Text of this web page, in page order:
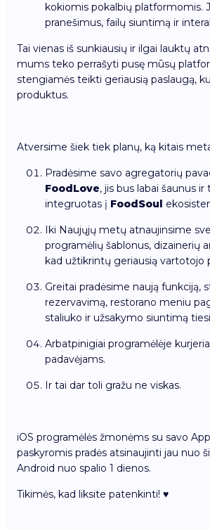
kokiomis pokalbių platformomis.
pranešimus, failų siuntimą ir
Tai vienas iš sunkiausių ir ilgai lauktų
mums teko perrašyti pusę mūsų
stengiamės teikti geriausią paslaugą,
produktus.
Atversime šiek tiek planų, ką kitais
Pradėsime savo agregatorių
FoodLove, jis bus labai šaunus ir
integruotas į FoodSoul
Iki Naujųjų metų atnaujinsime
programėlių šablonus, dizainerių
kad užtikrintų geriausią vartotojo
Greitai pradėsime naują funkciją,
rezervavimą, restorano meniu
staliuko ir užsakymo siuntimą
Arbatpinigiai programėlėje
padavėjams.
Ir tai dar toli gražu ne viskas.
iOS programėlės žmonėms su savo
paskyromis pradės atsinaujinti jau nuo
Android nuo spalio 1 dienos.
Tikimės, kad liksite patenkinti! ♥️